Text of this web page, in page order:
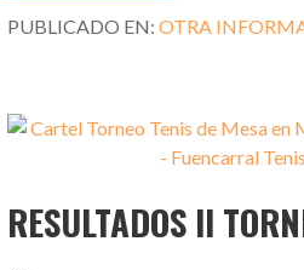
PUBLICADO EN:OTRA
RESULTADOS II